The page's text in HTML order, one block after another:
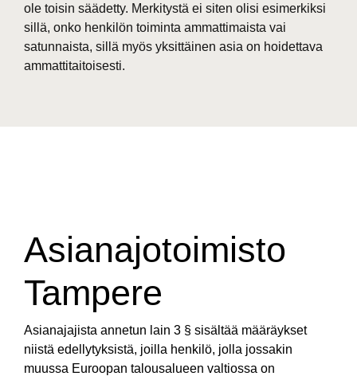
ole toisin säädetty. Merkitystä ei siten olisi esimerkiksi
sillä, onko henkilön toiminta ammattimaista vai
satunnaista, sillä myös yksittäinen asia on hoidettava
ammattitaitoisesti.
Asianajotoimisto
Tampere
Asianajajista annetun lain 3 § sisältää määräykset
niistä edellytyksistä, joilla henkilö, jolla jossakin
muussa Euroopan talousalueen valtiossa on